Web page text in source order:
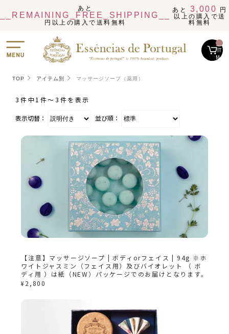
あと
__REMAINING_FREE_SHIPPING__
円以上の購入で送料無料
あと 3,000
円
以上の購入で送
料無料
__
IT
M_
TOP アイテム別 マッサージソープ（薬用）
表示切替： 並び順：
3件中1件〜3件を表示
【注意】マッサージソープ | ボディorフェイス | 94g ※ホ
ワイトジャスミン（フェイス用）及びバイオレット （ ボ
ディ用 ）は紙（NEW）パッケージでのお届けとなります。
¥2,800